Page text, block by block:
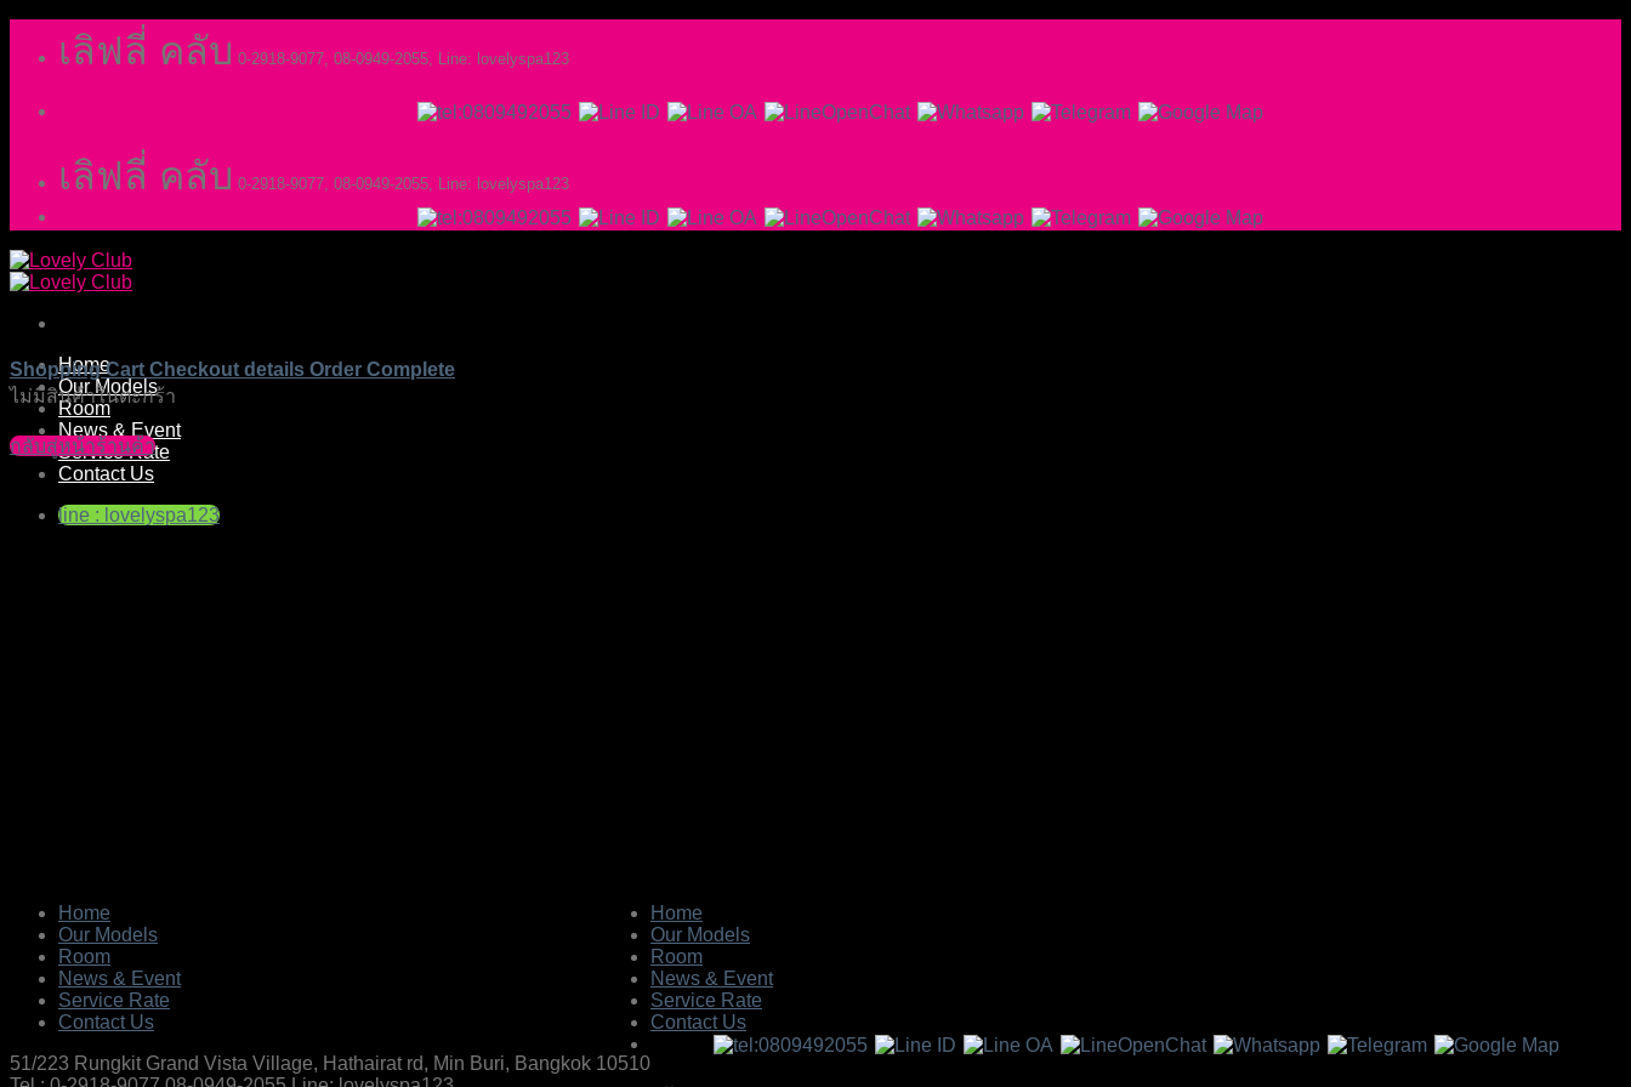
เลิฟลี่ คลับ 0-2918-9077, 08-0949-2055, Line: lovelyspa123
เลิฟลี่ คลับ 0-2918-9077, 08-0949-2055, Line: lovelyspa123
Home
Our Models
Room
News & Event
Service Rate
Contact Us
line : lovelyspa123
Shopping Cart Checkout details Order Complete
ไม่มีสินค้าในตะกร้า
กลับสู่หน้าร้านค้า
Home
Our Models
Room
News & Event
Service Rate
Contact Us
51/223 Rungkit Grand Vista Village, Hathairat rd, Min Buri, Bangkok 10510
Home
Our Models
Room
News & Event
Service Rate
Contact Us